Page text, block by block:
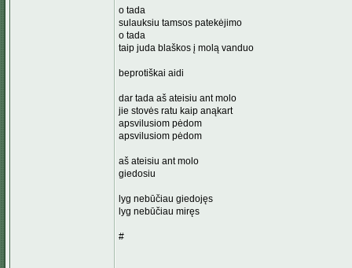
o tada
sulauksiu tamsos patekėjimo
o tada
taip juda blaškos į molą vanduo
beprotiškai aidi
dar tada aš ateisiu ant molo
jie stovės ratu kaip anąkart
apsvilusiom pėdom
apsvilusiom pėdom
aš ateisiu ant molo
giedosiu
lyg nebūčiau giedojęs
lyg nebūčiau miręs
#